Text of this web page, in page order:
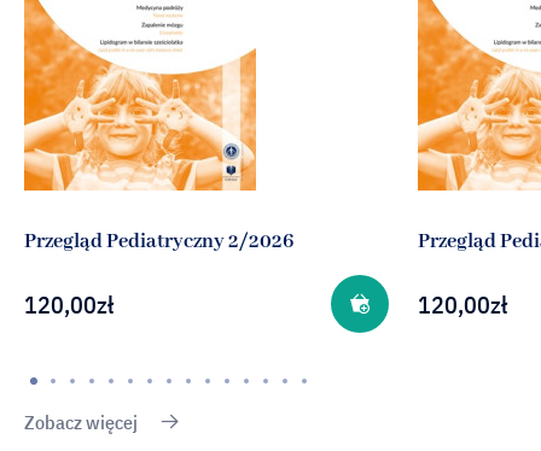
Przegląd Pediatryczny 2/2026
120,00zł
Przegląd
120,00zł
Zobacz więcej